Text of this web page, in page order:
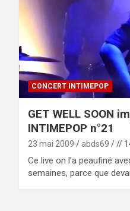
CONCERT INTIMEPOP
GET WELL SOON
INTIMEPOP n°21
23 mai 2009 abds69 //
Ce live on l’a peaufiné
semaines, parce que